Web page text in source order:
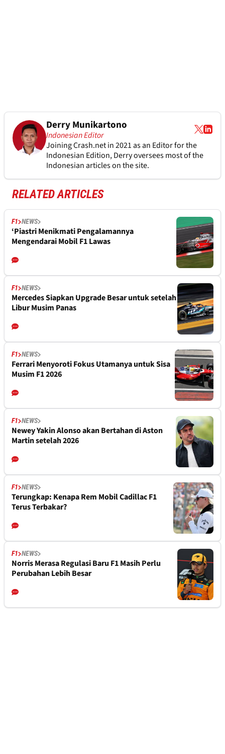
Derry Munikartono
Indonesian Editor
Joining Crash.net in 2021 as an Editor for the
Indonesian Edition, Derry oversees most of the
Indonesian articles on the site.
RELATED ARTICLES
F1 NEWS
‘Piastri Menikmati Pengalamannya
Mengendarai Mobil F1 Lawas
F1 NEWS
Mercedes Siapkan Upgrade Besar untuk setelah
Libur Musim Panas
F1 NEWS
Ferrari Menyoroti Fokus Utamanya untuk Sisa
Musim F1 2026
F1 NEWS
Newey Yakin Alonso akan Bertahan di Aston
Martin setelah 2026
F1 NEWS
Terungkap: Kenapa Rem Mobil Cadillac F1
Terus Terbakar?
F1 NEWS
Norris Merasa Regulasi Baru F1 Masih Perlu
Perubahan Lebih Besar